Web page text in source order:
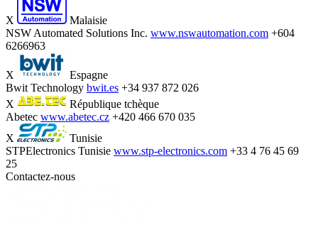
X
Malaisie
NSW Automated Solutions Inc. www.nswautomation.com +604
6266963
X
Espagne
Bwit Technology bwit.es +34 937 872 026
X
République tchèque
Abetec www.abetec.cz +420 466 670 035
X
Tunisie
STPElectronics Tunisie www.stp-electronics.com +33 4 76 45 69
25
Contactez-nous